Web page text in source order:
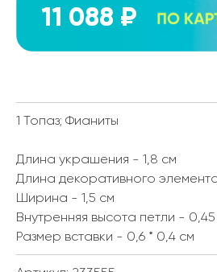
11 088 ₽
1 Топаз; Фианиты
Длина украшения - 1,8 см
Длина декоративного
Ширина - 1,5 см
Внутренняя высота петли -
Размер вставки - 0,6 * 0,4 см